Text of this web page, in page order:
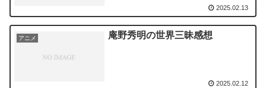
2025.02.13
アニメ 庵野秀明の世界三昧感想
2025.02.12